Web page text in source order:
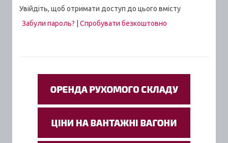
Увійдіть, щоб отримати доступ до цього вмісту
Забули пароль?
Спробувати безкоштовно